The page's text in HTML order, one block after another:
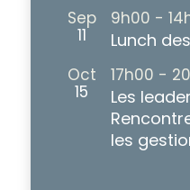
Sep
11
9h00 -
Lunch
Oct
15
17h00 -
Les
les